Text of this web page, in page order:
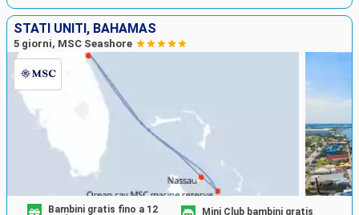
STATI UNITI, BAHAMAS
5 giorni, MSC Seashore
Bambini gratis fino a 12
Mini Club bambini gratis